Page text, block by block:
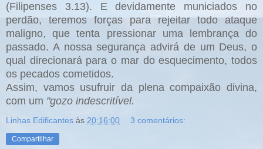
(Filipenses 3.13). E devidamente municiados no
perdão, teremos forças para rejeitar todo ataque
maligno, que tenta pressionar uma lembrança do
passado. A nossa segurança advirá de um Deus, o
qual direcionará para o mar do esquecimento, todos
os pecados cometidos.
Assim, vamos usufruir da plena compaixão divina,
com um "gozo indescritível.
Linhas Edificantes às 20:16:00 3 comentários:
Compartilhar